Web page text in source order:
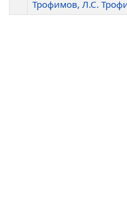
Трофимов, Л.С.